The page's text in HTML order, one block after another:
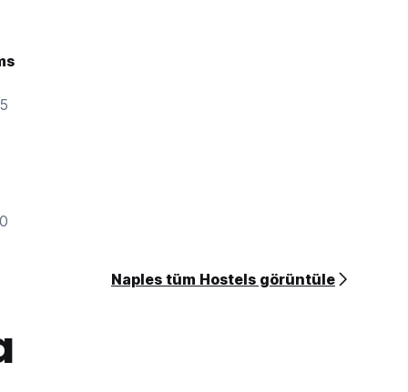
Naples tüm Hostels görüntüle